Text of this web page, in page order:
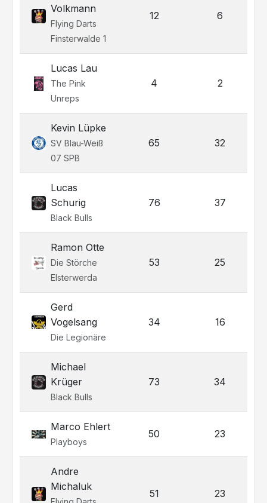
Volkmann
Flying Darts
Finsterwalde 1
12 6
Lucas Lau
The Pink
Unreps
4 2
Kevin Lüpke
SV Blau-Weiß
07 SPB
65 32
Lucas
Schurig
Black Bulls
76 37
Ramon Otte
Die Störche
Elsterwerda
53 25
Gerd
Vogelsang
Die Legionäre
34 16
Michael
Krüger
Black Bulls
73 34
Marco Ehlert
Playboys
50 23
Andre
Michaluk
51 23